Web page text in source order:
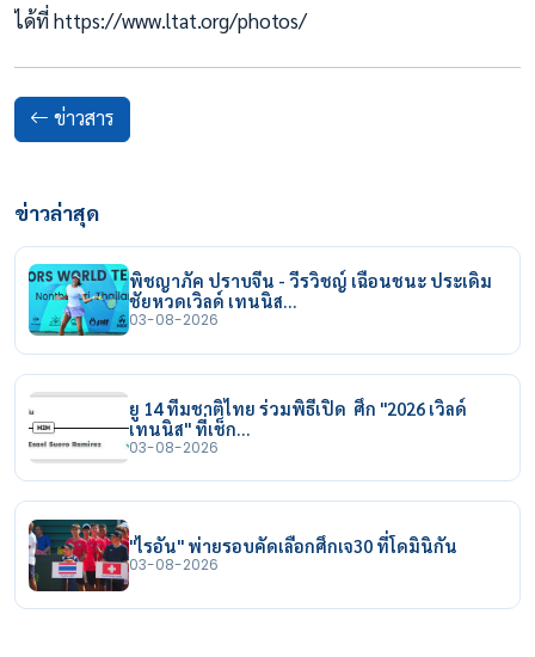
ได้ที่ https://www.ltat.org/photos/
ข่าวสาร
ข่าวล่าสุด
พิชญาภัค ปราบจีน - วีรวิชญ์ เฉือนชนะ ประเดิม
ชัยหวดเวิลด์ เทนนิส…
03-08-2026
ยู 14 ทีมชาติไทย ร่วมพิธีเปิด ศึก "2026 เวิลด์
เทนนิส" ที่เช็ก…
03-08-2026
"ไรอัน" พ่ายรอบคัดเลือกศึกเจ30 ที่โดมินิกัน
03-08-2026